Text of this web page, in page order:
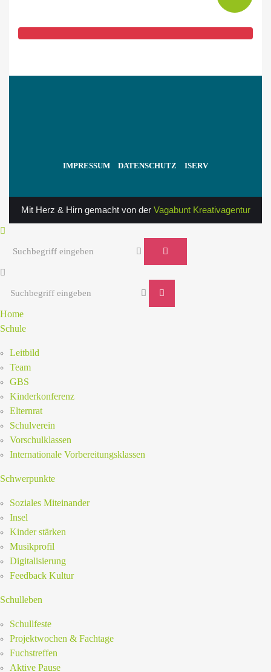
IMPRESSUM DATENSCHUTZ ISERV
Mit Herz & Hirn gemacht von der Vagabunt Kreativagentur
Home
Schule
Leitbild
Team
GBS
Kinderkonferenz
Elternrat
Schulverein
Vorschulklassen
Internationale Vorbereitungsklassen
Schwerpunkte
Soziales Miteinander
Insel
Kinder stärken
Musikprofil
Digitalisierung
Feedback Kultur
Schulleben
Schullfeste
Projektwochen & Fachtage
Fuchstreffen
Aktive Pause